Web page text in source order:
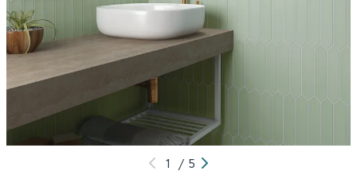
Lanse rose 5x25 9mm
400/m²
100+ m2
Klikk & Hent
Lanse navy 5x25 9mm
400
Klikk & Hent
1 / 5